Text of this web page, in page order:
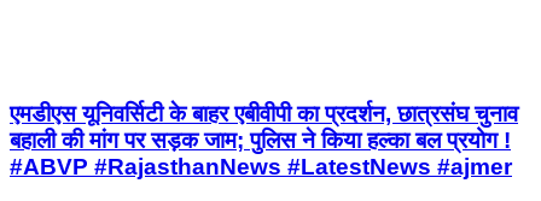
एमडीएस यूनिवर्सिटी के बाहर एबीवीपी का प्रदर्शन, छात्रसंघ चुनाव
बहाली की मांग पर सड़क जाम; पुलिस ने किया हल्का बल प्रयोग !
#ABVP #RajasthanNews #LatestNews #ajmer